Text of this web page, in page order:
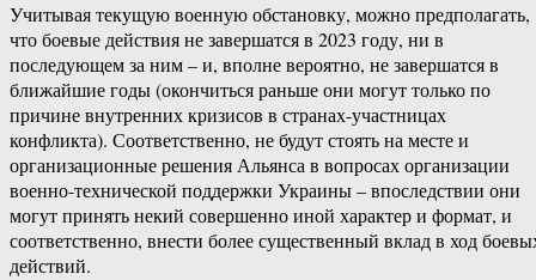
Учитывая текущую военную обстановку, можно предполагать,
что боевые действия не завершатся в 2023 году, ни в
последующем за ним – и, вполне вероятно, не завершатся в
ближайшие годы (окончиться раньше они могут только по
причине внутренних кризисов в странах-участницах
конфликта). Соответственно, не будут стоять на месте и
организационные решения Альянса в вопросах организации
военно-технической поддержки Украины – впоследствии они
могут принять некий совершенно иной характер и формат, и
соответственно, внести более существенный вклад в ход
действий.